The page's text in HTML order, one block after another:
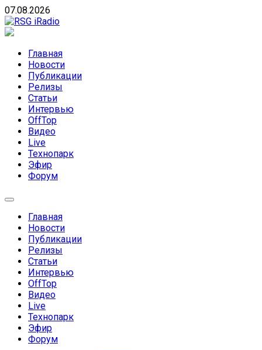
Skip
to
content
07.08.2026
направлений без возрастных ограничений
Главная
Новости
Публикации
Релизы
Статьи
Интервью
OffTop
Видео
Live
Технопарк
Эфир
Форум
Главная
Новости
Публикации
Релизы
Статьи
Интервью
OffTop
Видео
Live
Технопарк
Эфир
Форум